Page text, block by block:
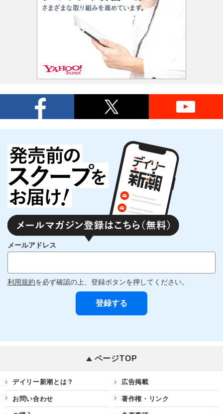
メールアドレス
利用規約を必ず確認の上、登録ボタンを押してください。
ページTOP
デイリー新潮とは？ 広告掲載
お問い合わせ 著作権・リンク